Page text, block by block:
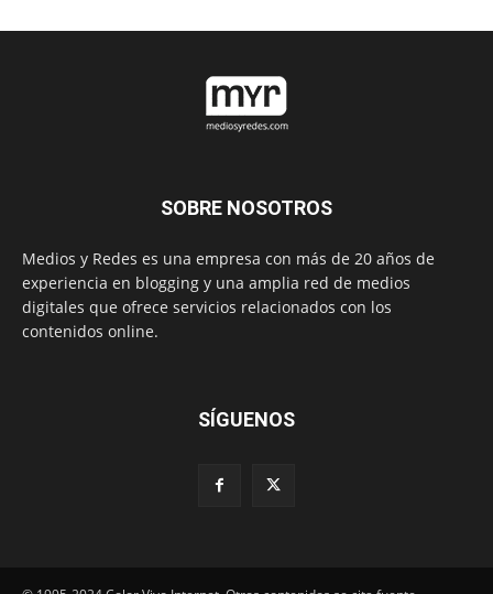
SOBRE NOSOTROS
Medios y Redes es una empresa con más de 20 años de
experiencia en blogging y una amplia red de medios
digitales que ofrece servicios relacionados con los
contenidos online.
SÍGUENOS